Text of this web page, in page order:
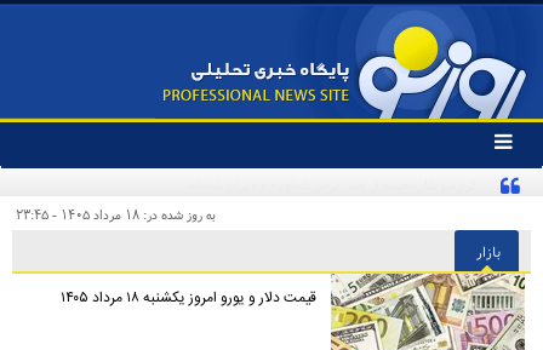
تغییر
وضعیت
منوی
ها
به روز شده در: ۱۸ مرداد ۱۴۰۵ - ۲۳:۴۵
بازار
قیمت دلار و یورو امروز یکشنبه ۱۸ مرداد ۱۴۰۵